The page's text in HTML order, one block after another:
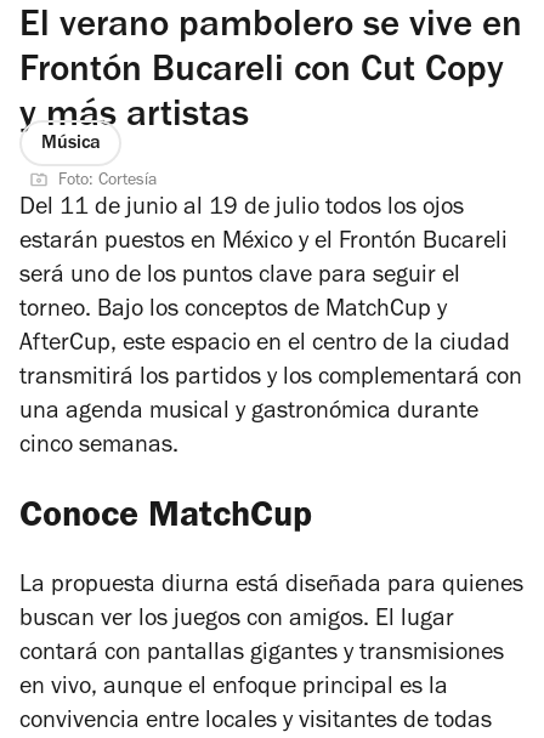
El verano pambolero se vive en
Frontón Bucareli con Cut Copy
y más artistas
Música
Foto: Cortesía
Del 11 de junio al 19 de julio todos los ojos
estarán puestos en México y el Frontón Bucareli
será uno de los puntos clave para seguir el
torneo. Bajo los conceptos de MatchCup y
AfterCup, este espacio en el centro de la ciudad
transmitirá los partidos y los complementará con
una agenda musical y gastronómica durante
cinco semanas.
Conoce MatchCup
La propuesta diurna está diseñada para quienes
buscan ver los juegos con amigos. El lugar
contará con pantallas gigantes y transmisiones
en vivo, aunque el enfoque principal es la
convivencia entre locales y visitantes de todas